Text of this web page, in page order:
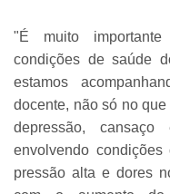
"É muito
condições de saúde
estamos
docente, não só no
depressão,
envolvendo
pressão alta e dores